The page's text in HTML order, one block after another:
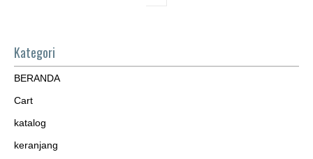
Kategori
BERANDA
Cart
katalog
keranjang